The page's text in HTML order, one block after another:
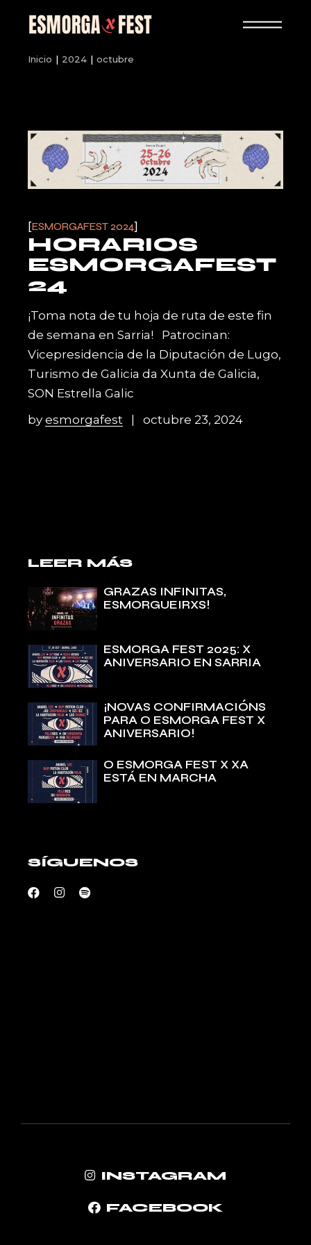
Inicio 2024 octubre
ESMORGAFEST 2024
HORARIOS
ESMORGAFEST
24
¡Toma nota de tu hoja de ruta de este fin
de semana en Sarria! Patrocinan:
Vicepresidencia de la Diputación de Lugo,
Turismo de Galicia da Xunta de Galicia,
SON Estrella Galic
byesmorgafest octubre 23, 2024
LEER MÁS
GRAZAS INFINITAS,
ESMORGUEIRXS!
ESMORGA FEST 2025: X
ANIVERSARIO EN SARRIA
¡NOVAS CONFIRMACIÓNS
PARA O ESMORGA FEST X
ANIVERSARIO!
O ESMORGA FEST X XA
ESTÁ EN MARCHA
SÍGUENOS
INSTAGRAM
FACEBOOK